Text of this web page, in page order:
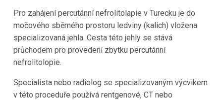
Pro zahájení percutánní nefrolitolapie v Turecku je do
močového sběrného prostoru ledviny (kalich) vložena
specializovaná jehla. Cesta této jehly se stává
průchodem pro provedení zbytku percutánní
nefrolitolopie.
Specialista nebo radiolog se specializovaným výcvikem
v této proceduře používá rentgenové, CT nebo